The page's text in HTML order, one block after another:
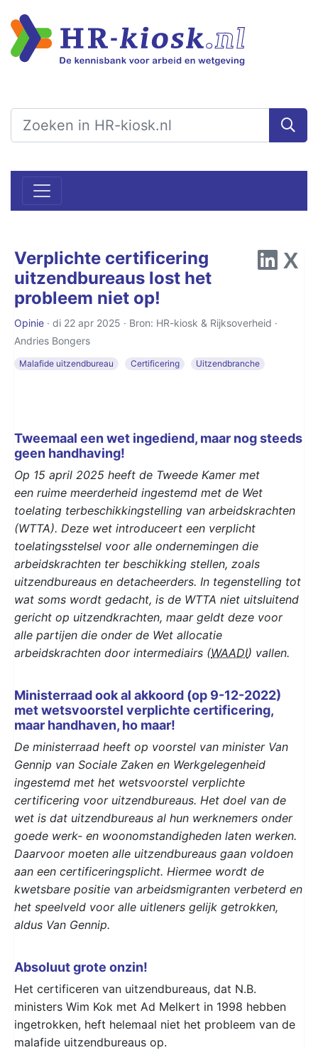
Verplichte certificering
uitzendbureaus lost het
probleem niet op!
Opinie · di 22 apr 2025 · Bron: HR-kiosk & Rijksoverheid ·
Andries Bongers
Malafide uitzendbureau Certificering Uitzendbranche
Tweemaal een wet ingediend, maar nog steeds
geen handhaving!
Op 15 april 2025 heeft de Tweede Kamer met
een ruime meerderheid ingestemd met de Wet
toelating terbeschikkingstelling van arbeidskrachten
(WTTA). Deze wet introduceert een verplicht
toelatingsstelsel voor alle ondernemingen die
arbeidskrachten ter beschikking stellen, zoals
uitzendbureaus en detacheerders. In tegenstelling tot
wat soms wordt gedacht, is de WTTA niet uitsluitend
gericht op uitzendkrachten, maar geldt deze voor
alle partijen die onder de Wet allocatie
arbeidskrachten door intermediairs (WAADI) vallen.
Ministerraad ook al akkoord (op 9-12-2022)
met wetsvoorstel verplichte certificering,
maar handhaven, ho maar!
De ministerraad heeft op voorstel van minister Van
Gennip van Sociale Zaken en Werkgelegenheid
ingestemd met het wetsvoorstel verplichte
certificering voor uitzendbureaus. Het doel van de
wet is dat uitzendbureaus al hun werknemers onder
goede werk- en woonomstandigheden laten werken.
Daarvoor moeten alle uitzendbureaus gaan voldoen
aan een certificeringsplicht. Hiermee wordt de
kwetsbare positie van arbeidsmigranten verbeterd en
het speelveld voor alle uitleners gelijk getrokken,
aldus Van Gennip.
Absoluut grote onzin!
Het certificeren van uitzendbureaus, dat N.B.
ministers Wim Kok met Ad Melkert in 1998 hebben
ingetrokken, heft helemaal niet het probleem van de
malafide uitzendbureaus op.